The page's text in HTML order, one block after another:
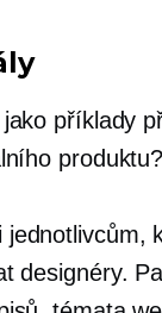
příklady
designéry.